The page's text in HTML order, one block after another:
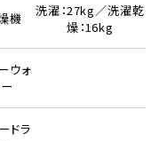
機
洗濯：27kg／洗濯乾
燥：16kg
ウォ
ドラ